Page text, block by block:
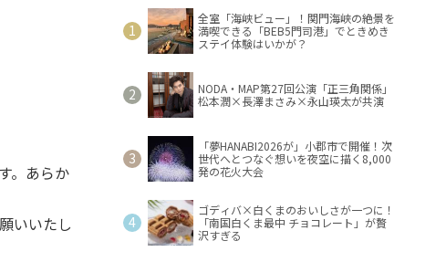
。あらか
いいたし
全室「海峡ビュー」！関門海峡の絶景を
満喫できる「BEB5門司港」でときめき
ステイ体験はいかが？
NODA・MAP第27回公演「正三角関係」
松本潤×長澤まさみ×永山瑛太が共演
「夢HANABI2026が」小郡市で開催！次
世代へとつなぐ想いを夜空に描く8,000
発の花火大会
ゴディバ×白くまのおいしさが一つに！
「南国白くま最中 チョコレート」が贅
沢すぎる